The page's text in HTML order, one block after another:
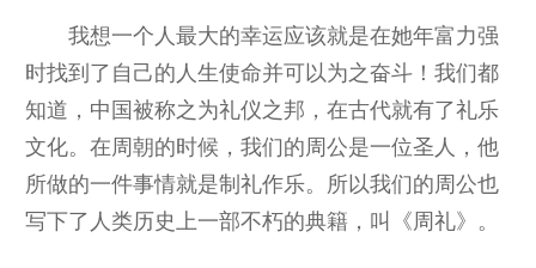
我想一个人最大的幸运应该就是在她年富力强
时找到了自己的人生使命并可以为之奋斗！我们都
知道，中国被称之为礼仪之邦，在古代就有了礼乐
文化。在周朝的时候，我们的周公是一位圣人，他
所做的一件事情就是制礼作乐。所以我们的周公也
写下了人类历史上一部不朽的典籍，叫《周礼》。